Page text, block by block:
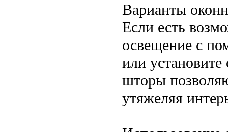
Варианты
Если есть
освещение с
или
шторы
утяжеляя